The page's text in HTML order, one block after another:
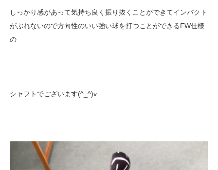
しっかり感があって気持ち良く振り抜くことができてインパクト
がぶれないので方向性のいい強い球を打つことができるFW仕様
の
シャフトでございます(^_^)v